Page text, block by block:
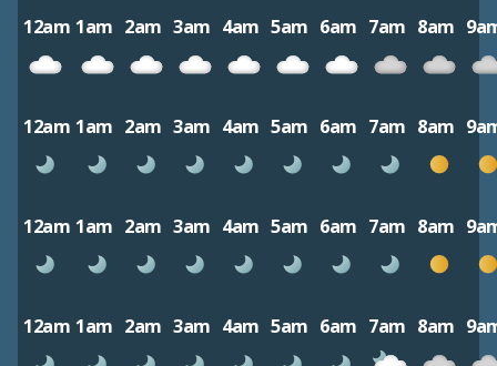
12am 1am 2am 3am 4am 5am 6am 7am 8am
12am 1am 2am 3am 4am 5am 6am 7am 8am
12am 1am 2am 3am 4am 5am 6am 7am 8am
12am 1am 2am 3am 4am 5am 6am 7am 8am